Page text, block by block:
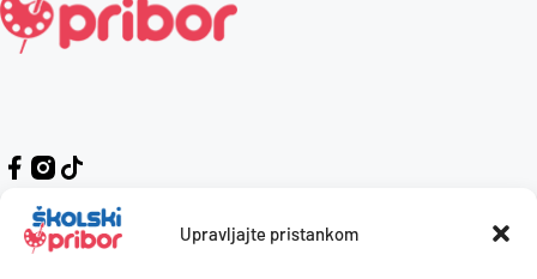
Upravljajte pristankom